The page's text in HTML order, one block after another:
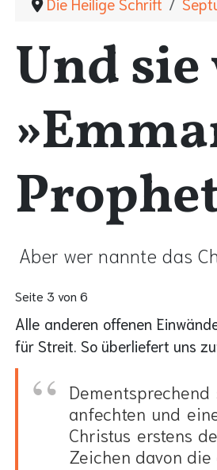
Und
Aber wer nannte das
Seite 3 von 6
Alle anderen offenen
für Streit. So überliefert uns
Dementsprechend
anfechten und
Christus erstens
Zeichen davon